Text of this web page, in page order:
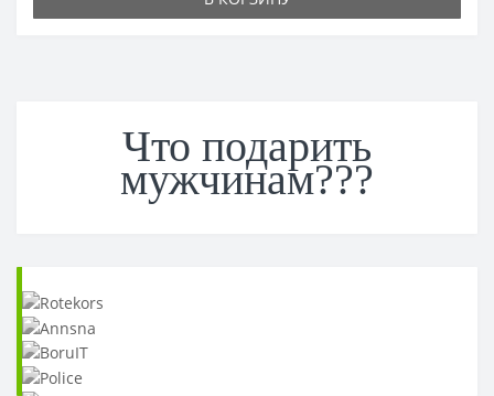
Что подарить
мужчинам???